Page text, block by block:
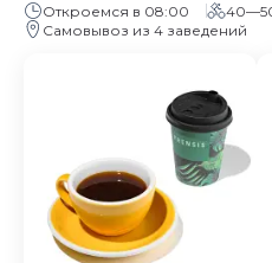
Откроемся в 08:00
Самовывоз из 4 заведений